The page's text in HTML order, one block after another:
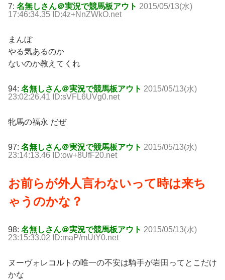
7: 名無しさん＠実況で競馬板アウト 2015/05/13(水)
17:46:34.35 ID:4z+NnZWkO.net
まんぼ
やる気あるのか
ないのか教えてくれ
94: 名無しさん＠実況で競馬板アウト 2015/05/13(水)
23:02:26.41 ID:sVFL6UVg0.net
牝馬の福永 だぜ
97: 名無しさん＠実況で競馬板アウト 2015/05/13(水)
23:14:13.46 ID:ow+8UfF20.net
お前らが外人言わないって時は来ち
ゃうのかな？
98: 名無しさん＠実況で競馬板アウト 2015/05/13(水)
23:15:33.02 ID:maP/mUtY0.net
ヌーヴォレコルトの唯一の不安は騎手が岩田ってとこだけ
かな